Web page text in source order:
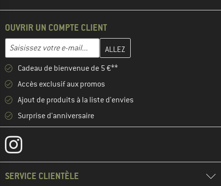
OUVRIR UN COMPTE CLIENT
Adresse e-mail
Entrez votre adresse e-mail ici et créez votre compte client à la
Cadeau de bienvenue de 5 €**
Accès exclusif aux promos
Ajout de produits à la liste d'envies
Surprise d'anniversaire
SERVICE CLIENTÈLE